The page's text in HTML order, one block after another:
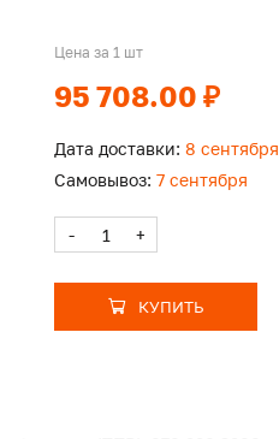
Цена за 1 шт
95 708.00 ₽
Дата доставки: 8 сентября
Самовывоз: 7 сентября
- +
КУПИТЬ